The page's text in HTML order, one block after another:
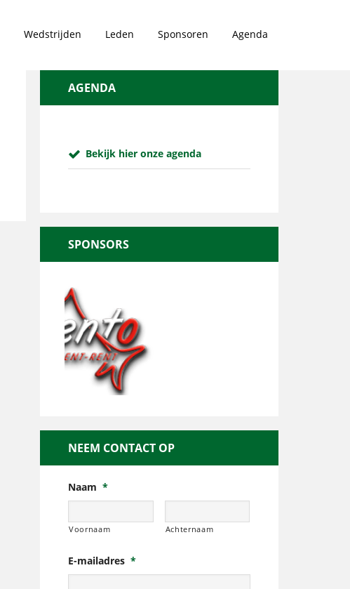
Wedstrijden Leden Sponsoren Agenda
AGENDA
Bekijk hier onze agenda
SPONSORS
NEEM CONTACT OP
Naam *
Voornaam Achternaam
E-mailadres *